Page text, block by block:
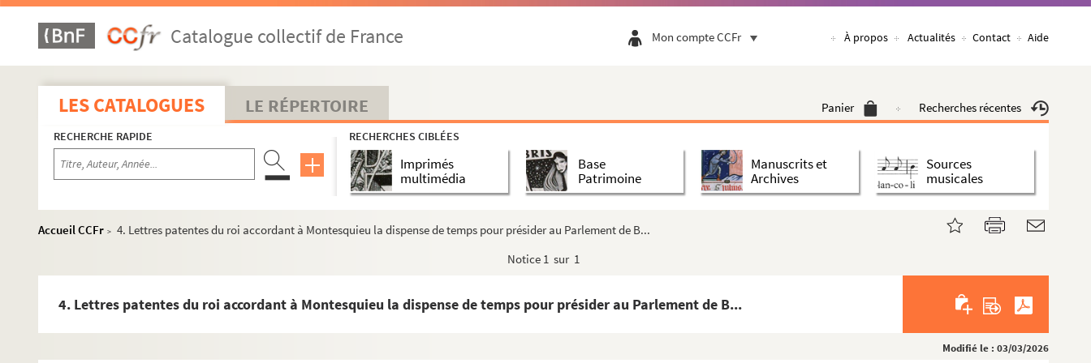
Catalogue collectif de France Mon compte CCFr À propos Actualités Contact Aide
LES CATALOGUES LE RÉPERTOIRE Panier Recherches récentes
RECHERCHE RAPIDE RECHERCHES CIBLÉES
Imprimés
multimédia
Base
Patrimoine
Manuscrits et
Archives
Sources
musicales
Accueil CCFr > 4. Lettres patentes du roi accordant à Montesquieu la dispense de temps pour présider au Parlement de B...
Notice 1 sur 1
4. Lettres patentes du roi accordant à Montesquieu la dispense de temps pour présider au Parlement de B...
Modifié le : 03/03/2026
Ms 2544. Bibliothèque de La Brède.
Ms 2545. Liste des livres à donner à relier (avec modèle).
Ms 2546. Bibliothèque de La Brède.
Ms 2547. "Note des papiers remis à Monsieur Aimé Martin pour en disposer un grand ouvrage...", 30 juin 1836,
Ms 2548. Bibliothèque du château de La Brède.
Ms 2549. Fiches d'ouvrages de la bibliothèque du château de La Brède classées, en partie, par armoires et par...
Ms 2552. Dossier sur la publication des manuscrits inédits de Montesquieu par la Société des Bibliophiles de ...
Ms 2553. Extrait du registre des procès-verbaux de la Société des Bibliophiles de Guyenne, séance du 21 févri...
Ms 2555. Lettre autographe de Raymond Céleste au Baron Charles de Montesquieu, lui proposant son aide pour la...